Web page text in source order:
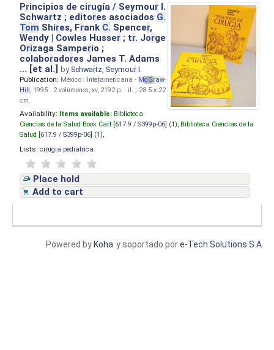
Principios de cirugía / Seymour I.
Schwartz ; editores asociados G.
Tom Shires, Frank C. Spencer,
Wendy | Cowles Husser ; tr. Jorge
Orizaga Samperio ;
colaboradores James T. Adams
... [et al.]by Schwartz, Seymour I.
Publication: México : Interamericana - McGraw-
Hill, 1995 . 2 volúmenes, xv, 2192 p. : il. ; 28.5 x 22
cm.
Availability: Items available: Biblioteca
Ciencias de la Salud Book Cart [ 617.9 / S399p-06 ] (1), Biblioteca Ciencias de la
Salud [ 617.9 / S399p-06 ] (1),
Lists: cirugia pediatrica
Place hold
Add to cart
y soportado pore-Tech Solutions S.A
Powered by Koha